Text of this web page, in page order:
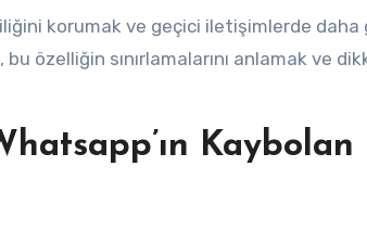
korumak ve geçici iletişimlerde daha
özelliğin sınırlamalarını anlamak ve
Kaybolan